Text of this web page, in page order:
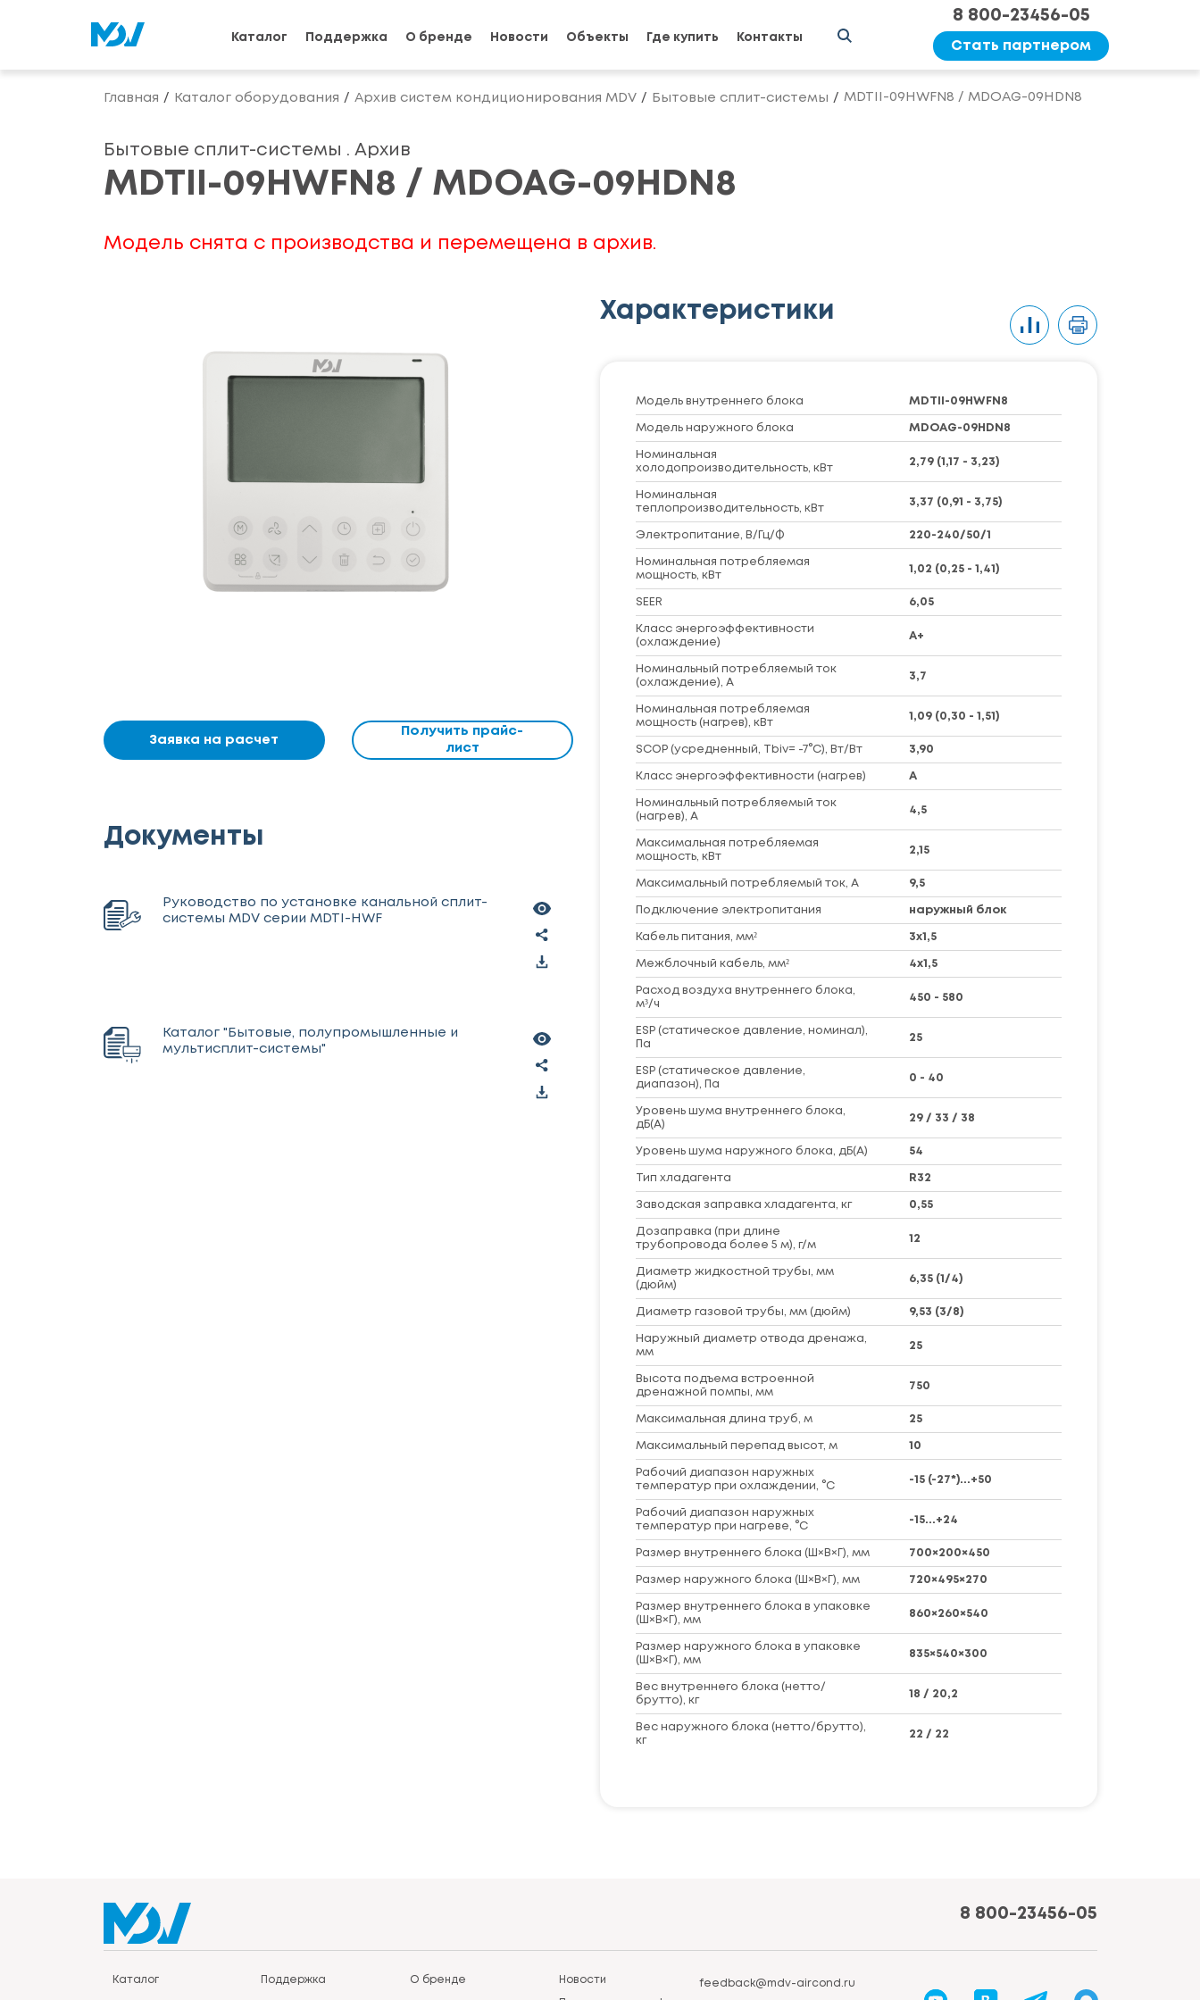
Каталог Поддержка О бренде Новости Объекты Где купить Контакты
8 800-23456-05
Стать партнером
Главная Каталог оборудования Архив систем кондиционирования MDV Бытовые сплит-системы MDTII-09HWFN8 / MDOAG-09HDN8
Бытовые сплит-системы . Архив
MDTII-09HWFN8 / MDOAG-09HDN8
Модель снята с производства и перемещена в архив.
Заявка на расчет
Получить прайс-
лист
Характеристики
Модель внутреннего блока MDTII-09HWFN8
Модель наружного блока MDOAG-09HDN8
Номинальная
холодопроизводительность, кВт
2,79 (1,17 - 3,23)
Номинальная
теплопроизводительность, кВт
3,37 (0,91 - 3,75)
Электропитание, В/Гц/Ф 220-240/50/1
Номинальная потребляемая
мощность, кВт
1,02 (0,25 - 1,41)
SEER 6,05
Класс энергоэффективности
(охлаждение)
А+
Номинальный потребляемый ток
(охлаждение), А
3,7
Номинальная потребляемая
мощность (нагрев), кВт
1,09 (0,30 - 1,51)
SCOP (усредненный, Tbiv= -7°C), Вт/Вт 3,90
Класс энергоэффективности (нагрев) А
Номинальный потребляемый ток
(нагрев), А
4,5
Максимальная потребляемая
мощность, кВт
2,15
Максимальный потребляемый ток, А 9,5
Подключение электропитания наружный блок
Кабель питания, мм² 3х1,5
Межблочный кабель, мм² 4х1,5
Расход воздуха внутреннего блока,
м³/ч
450 - 580
ESP (статическое давление, номинал),
Па
25
ESP (статическое давление,
диапазон), Па
0 - 40
Уровень шума внутреннего блока,
дБ(А)
29 / 33 / 38
Уровень шума наружного блока, дБ(А) 54
Тип хладагента R32
Заводская заправка хладагента, кг 0,55
Дозаправка (при длине
трубопровода более 5 м), г/м
12
Диаметр жидкостной трубы, мм
(дюйм)
6,35 (1/4)
Диаметр газовой трубы, мм (дюйм) 9,53 (3/8)
Наружный диаметр отвода дренажа,
мм
25
Высота подъема встроенной
дренажной помпы, мм
750
Максимальная длина труб, м 25
Максимальный перепад высот, м 10
Рабочий диапазон наружных
температур при охлаждении, °C
-15 (-27*)...+50
Рабочий диапазон наружных
температур при нагреве, °C
-15...+24
Размер внутреннего блока (Ш×В×Г), мм 700×200×450
Размер наружного блока (Ш×В×Г), мм 720×495×270
Размер внутреннего блока в упаковке
(Ш×В×Г), мм
860×260×540
Размер наружного блока в упаковке
(Ш×В×Г), мм
835×540×300
Вес внутреннего блока (нетто/
брутто), кг
18 / 20,2
Вес наружного блока (нетто/брутто),
кг
22 / 22
Документы
Руководство по установке канальной сплит-
системы MDV серии MDTI-HWF
Каталог "Бытовые, полупромышленные и
мультисплит-системы"
8 800-23456-05
Каталог Поддержка О бренде Новости feedback@mdv-aircond.ru